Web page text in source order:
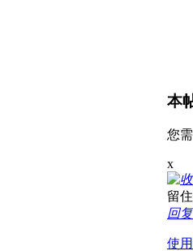
本
您
x
留
回复
使